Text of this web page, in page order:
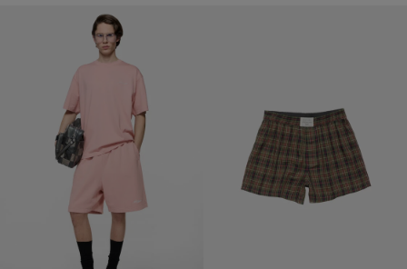
로고가 있는 플리스 쇼츠